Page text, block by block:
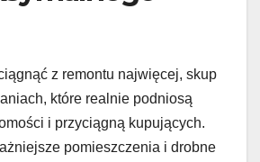
z remontu najwięcej, skup
które realnie podniosą
i przyciągną kupujących.
pomieszczenia i drobne